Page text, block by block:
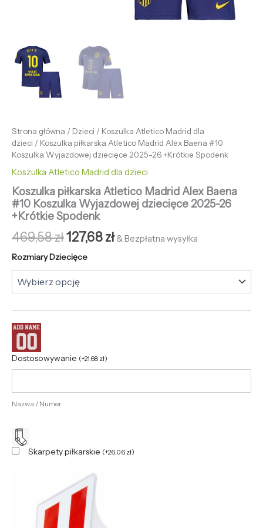
Strona główna / Dzieci / Koszulka Atletico Madrid dla
dzieci / Koszulka piłkarska Atletico Madrid Alex Baena #10
Koszulka Wyjazdowej dziecięce 2025-26 +Krótkie Spodenk
Koszulka Atletico Madrid dla dzieci
Koszulka piłkarska Atletico Madrid Alex Baena
#10 Koszulka Wyjazdowej dziecięce 2025-26
+Krótkie Spodenk
469,58zł127,68zł & Bezpłatna wysyłka
Rozmiary Dziecięce
Dostosowywanie (+21,68 zł)
Nazwa / Numer
Skarpety piłkarskie (+26,06 zł)